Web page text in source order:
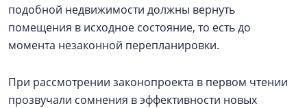
подобной недвижимости должны вернуть
помещения в исходное состояние, то есть до
момента незаконной перепланировки.
При рассмотрении законопроекта в первом чтении
прозвучали сомнения в эффективности новых